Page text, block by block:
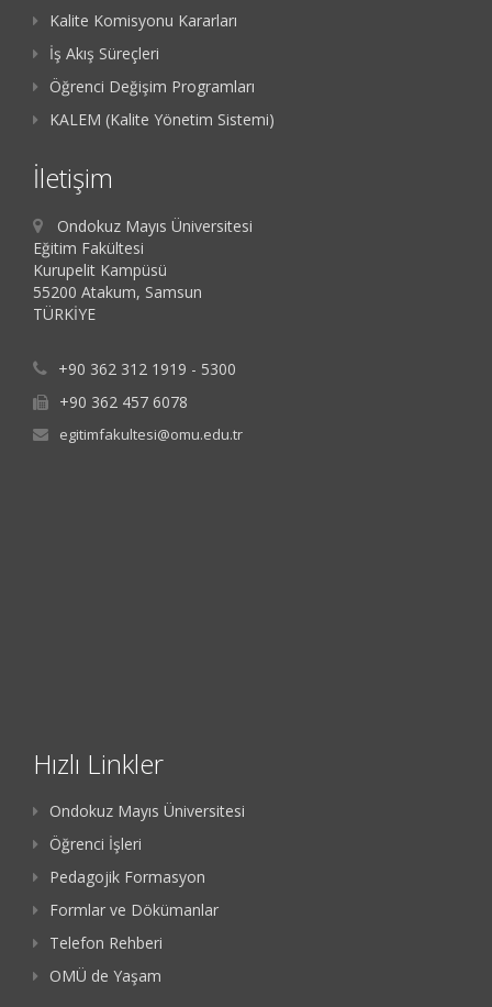
Kalite Komisyonu Kararları
İş Akış Süreçleri
Öğrenci Değişim Programları
KALEM (Kalite Yönetim Sistemi)
İletişim
Ondokuz Mayıs Üniversitesi
Eğitim Fakültesi
Kurupelit Kampüsü
55200 Atakum, Samsun
TÜRKİYE
+90 362 312 1919 - 5300
+90 362 457 6078
egitimfakultesi@omu.edu.tr
Hızlı Linkler
Ondokuz Mayıs Üniversitesi
Öğrenci İşleri
Pedagojik Formasyon
Formlar ve Dökümanlar
Telefon Rehberi
OMÜ de Yaşam